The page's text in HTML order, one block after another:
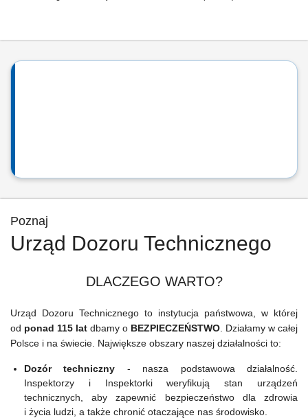
Poznaj
Urząd Dozoru Technicznego
DLACZEGO WARTO?
Urząd Dozoru Technicznego to instytucja państwowa, w której
od ponad 115 lat dbamy o BEZPIECZEŃSTWO . Działamy w całej
Polsce i na świecie. Największe obszary naszej działalności to:
Dozór techniczny - nasza podstawowa działalność.
Inspektorzy i Inspektorki weryfikują stan urządzeń
technicznych, aby zapewnić bezpieczeństwo dla zdrowia
i życia ludzi, a także chronić otaczające nas środowisko.